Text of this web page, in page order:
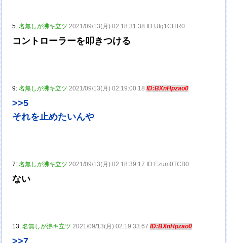
5:名無しが沸キ立ツ 2021/09/13(月) 02:18:31.38 ID:Utg1CITR0
コントローラーを叩きつける
9:名無しが沸キ立ツ 2021/09/13(月) 02:19:00.18ID:BXnHpzao0
>>5
それを止めたいんや
7:名無しが沸キ立ツ 2021/09/13(月) 02:18:39.17 ID:Ezum0TCB0
ない
13:名無しが沸キ立ツ 2021/09/13(月) 02:19:33.67ID:BXnHpzao0
>>7